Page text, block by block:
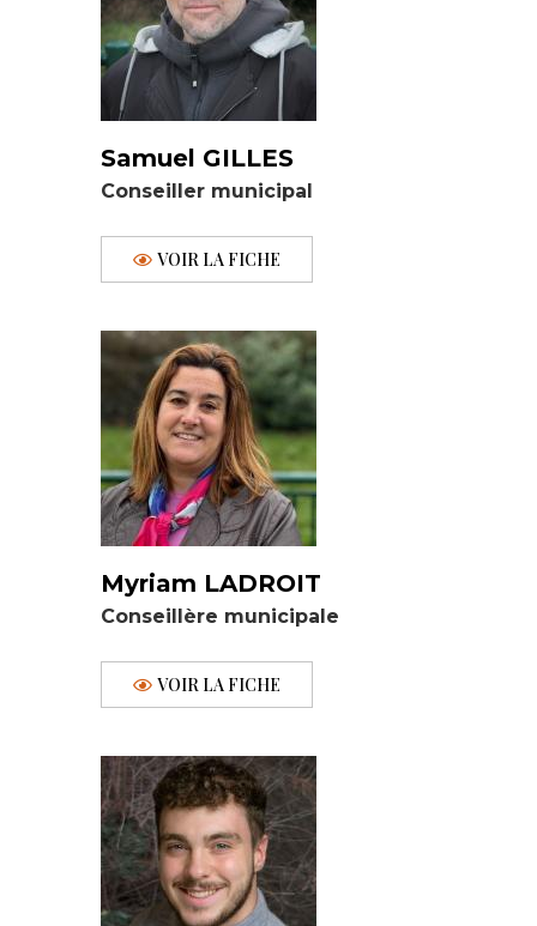
Samuel GILLES
Conseiller municipal
VOIR LA FICHE
Myriam LADROIT
Conseillère municipale
VOIR LA FICHE